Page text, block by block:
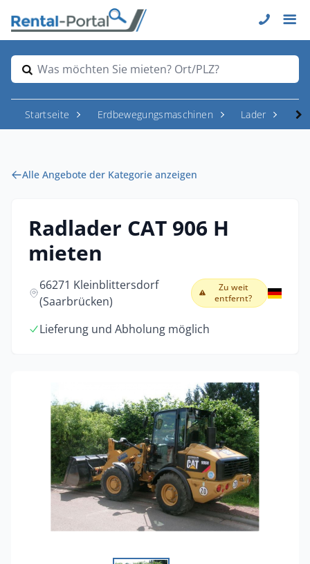
Was möchten Sie mieten? Ort/PLZ?
Startseite Erdbewegungsmaschinen Lader
Alle Angebote der Kategorie anzeigen
Radlader CAT 906 H
mieten
66271 Kleinblittersdorf
(Saarbrücken)
Zu weit
entfernt?
Lieferung und Abholung möglich